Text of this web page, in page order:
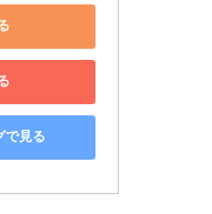
で見る